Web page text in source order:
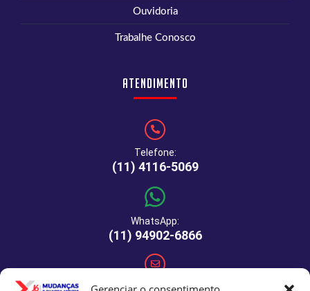
Ouvidoria
Trabalhe Conosco
Atendimento
Telefone:
(11) 4116-5069
WhatsApp:
(11) 94902-6866
E-mail: